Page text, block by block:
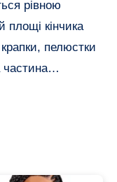
рівною
площі кінчика
пелюстки
частина…